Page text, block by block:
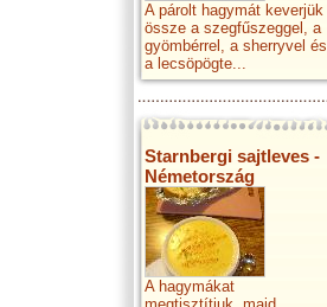
A párolt hagymát keverjük
össze a szegfűszeggel, a
gyömbérrel, a sherryvel és
a lecsöpögte...
Starnbergi sajtleves -
Németország
A hagymákat